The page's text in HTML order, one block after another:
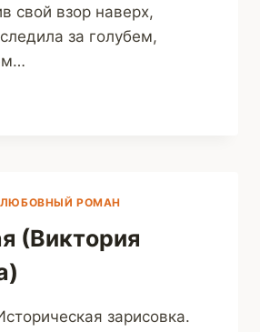
свой взор наверх,
за голубем,
РОМАН
(Виктория
зарисовка.